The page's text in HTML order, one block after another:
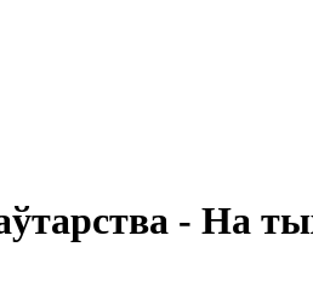
- На